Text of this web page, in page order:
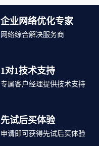
企业网络优化专家
网络综合解决服务商
1对1技术支持
专属客户经理提供技术支持
先试后买体验
申请即可获得先试后买体验